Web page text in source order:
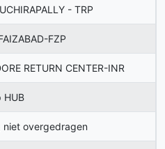
- TRP
FZP
RETURN CENTER-INR
HUB
niet overgedragen